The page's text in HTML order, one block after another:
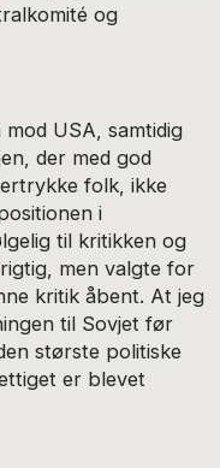
og
USA, samtidig
der med god
folk, ikke
i
til kritikken og
men valgte for
kritik åbent. At jeg
til Sovjet før
største politiske
er blevet